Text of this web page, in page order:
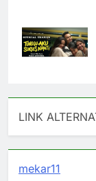
LINK
mekar11